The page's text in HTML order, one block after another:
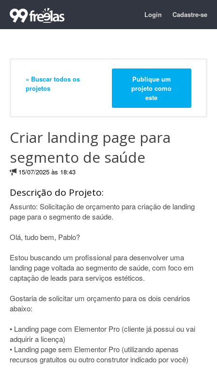
Login Cadastre-se
« Buscar todos os
projetos
Publique um
projeto como
este
Criar landing page para
segmento de saúde
15/07/2025 às 18:43
Descrição do Projeto:
Assunto: Solicitação de orçamento para criação de landing
page para o segmento de saúde.
Olá, tudo bem, Pablo?
Estou buscando um profissional para desenvolver uma
landing page voltada ao segmento de saúde, com foco em
captação de leads para serviços estéticos.
Gostaria de solicitar um orçamento para os dois cenários
abaixo:
• Landing page com Elementor Pro (cliente já possui ou vai
adquirir a licença)
• Landing page sem Elementor Pro (utilizando apenas
recursos gratuitos ou outro construtor indicado por você)